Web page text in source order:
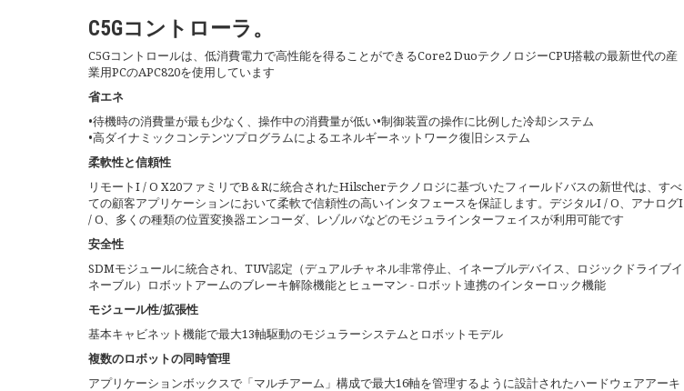
C5Gコントローラ。
C5Gコントロールは、低消費電力で高性能を得ることができるCore2 DuoテクノロジーCPU搭載の最新世代の産
業用PCのAPC820を使用しています
省エネ
•待機時の消費量が最も少なく、操作中の消費量が低い•制御装置の操作に比例した冷却システム
•高ダイナミックコンテンツプログラムによるエネルギーネットワーク復旧システム
柔軟性と信頼性
リモートI / O X20ファミリでB＆Rに統合されたHilscherテクノロジに基づいたフィールドバスの新世代は、すべ
ての顧客アプリケーションにおいて柔軟で信頼性の高いインタフェースを保証します。デジタルI / O、アナログI
/ O、多くの種類の位置変換器エンコーダ、レゾルバなどのモジュラインターフェイスが利用可能です
安全性
SDMモジュールに統合され、TUV認定（デュアルチャネル非常停止、イネーブルデバイス、ロジックドライブイ
ネーブル）ロボットアームのブレーキ解除機能とヒューマン - ロボット連携のインターロック機能
モジュール性/拡張性
基本キャビネット機能で最大13軸駆動のモジュラーシステムとロボットモデル
複数のロボットの同時管理
アプリケーションボックスで「マルチアーム」構成で最大16軸を管理するように設計されたハードウェアアーキ